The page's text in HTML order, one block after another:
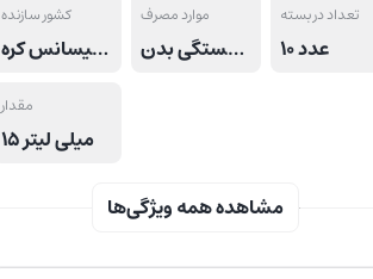
کشور سازنده
ایران تحت لیسانس کره
موارد مصرف
تقویت سیستم ایمنی بدن, تقویت استقامت و وضعیت جسمانی بدن, کمک به رفع ضعف و خستگی بدن
تعداد در بسته
10 عدد
مقدار
15 میلی لیتر
مشاهده همه ویژگی‌ها